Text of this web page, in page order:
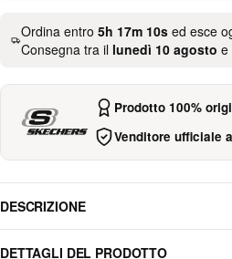
Ordina entro 5h 17m 09sed esce
Consegna tra il lunedì 10 agosto e
Prodotto 100%
Venditore ufficiale
DESCRIZIONE
DETTAGLI DEL PRODOTTO